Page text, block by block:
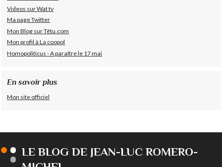
Videos sur Wat tv
Ma page Twitter
Mon Blog sur Têtu.com
Mon profil à La coopol
Homopoliticus - A paraître le 17 mai
En savoir plus
Mon site officiel
LE BLOG DE JEAN-LUC ROMERO-